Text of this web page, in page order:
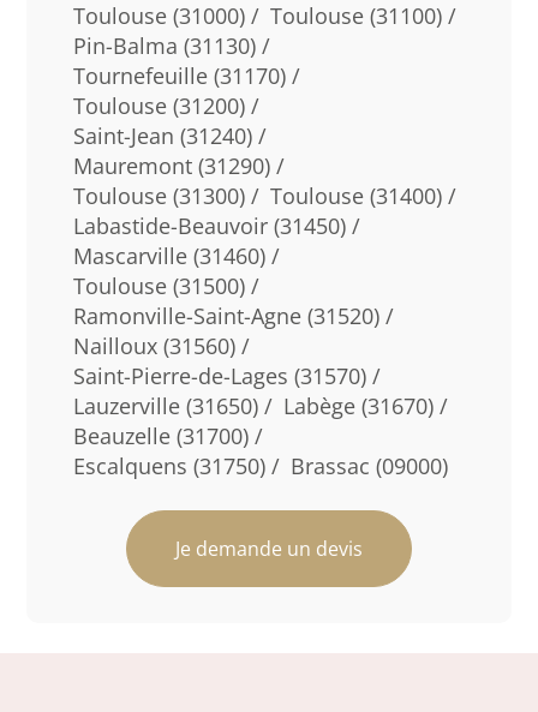
Toulouse (31000) / Toulouse (31100) /
Pin-Balma (31130) /
Tournefeuille (31170) /
Toulouse (31200) /
Saint-Jean (31240) /
Mauremont (31290) /
Toulouse (31300) / Toulouse (31400) /
Labastide-Beauvoir (31450) /
Mascarville (31460) /
Toulouse (31500) /
Ramonville-Saint-Agne (31520) /
Nailloux (31560) /
Saint-Pierre-de-Lages (31570) /
Lauzerville (31650) / Labège (31670) /
Beauzelle (31700) /
Escalquens (31750) / Brassac (09000)
Je demande un devis